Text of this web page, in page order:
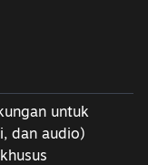
untuk
dan audio)